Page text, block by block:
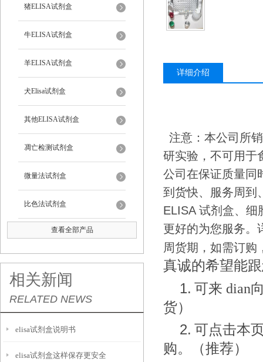
猪ELISA试剂盒
牛ELISA试剂盒
羊ELISA试剂盒
犬Elisa试剂盒
其他ELISA试剂盒
凋亡检测试剂盒
微量法试剂盒
比色法试剂盒
查看全部产品
相关新闻
RELATED NEWS
elisa试剂盒说明书
elisa试剂盒这样保存更安全
详细介绍
注意：本公司所
研实验，不可用于
公司在保证质量同
到货快、服务周到
ELISA 试剂盒、细
更好的为您服务。
周货期，如需订购
真诚的希望能
1. 可来 dian
货）
2. 可点击本
购。（推荐）